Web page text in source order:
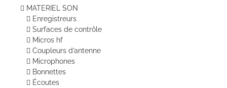
MATERIEL SON
Enregistreurs
Surfaces de contrôle
Micros hf
Coupleurs d’antenne
Microphones
Bonnettes
Écoutes